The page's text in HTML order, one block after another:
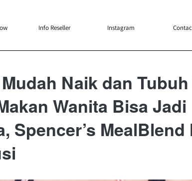
`
Info Reseller `
Instagram `
Naik dan
Wanita Bisa Jadi
Spencer’s MealBlend